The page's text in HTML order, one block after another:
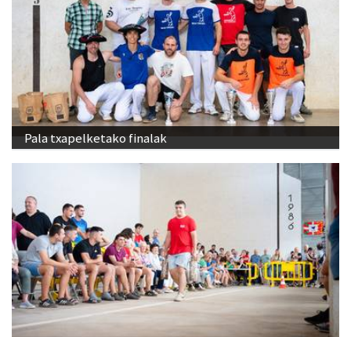
Pala txapelketako finalak